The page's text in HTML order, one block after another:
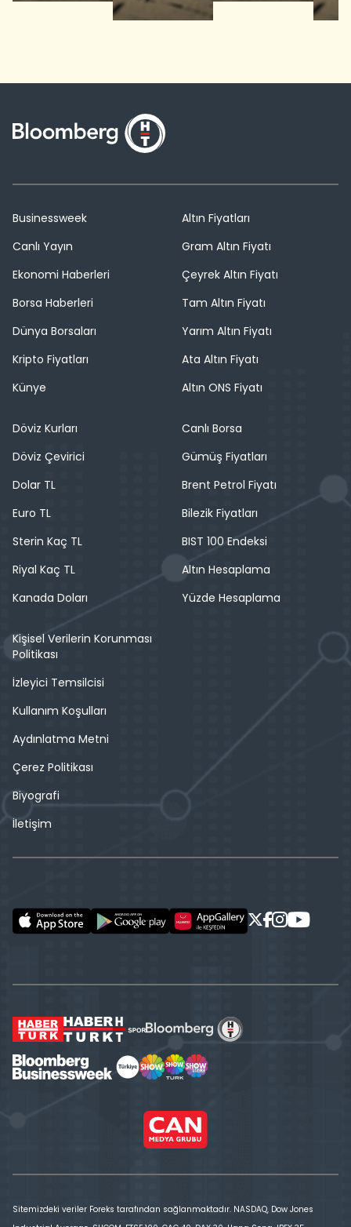
Businessweek
Canlı Yayın
Ekonomi Haberleri
Borsa Haberleri
Dünya Borsaları
Kripto Fiyatları
Künye
Altın Fiyatları
Gram Altın Fiyatı
Çeyrek Altın Fiyatı
Tam Altın Fiyatı
Yarım Altın Fiyatı
Ata Altın Fiyatı
Altın ONS Fiyatı
Döviz Kurları
Döviz Çevirici
Dolar TL
Euro TL
Sterin Kaç TL
Riyal Kaç TL
Kanada Doları
Canlı Borsa
Gümüş Fiyatları
Brent Petrol Fiyatı
Bilezik Fiyatları
BIST 100 Endeksi
Altın Hesaplama
Yüzde Hesaplama
Kişisel Verilerin Korunması
Politikası
İzleyici Temsilcisi
Kullanım Koşulları
Aydınlatma Metni
Çerez Politikası
Biyografi
İletişim
Sitemizdeki veriler Foreks tarafından sağlanmaktadır. NASDAQ, Dow Jones